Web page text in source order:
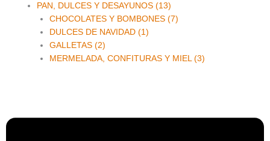
PAN, DULCES Y DESAYUNOS (13)
CHOCOLATES Y BOMBONES (7)
DULCES DE NAVIDAD (1)
GALLETAS (2)
MERMELADA, CONFITURAS Y MIEL (3)